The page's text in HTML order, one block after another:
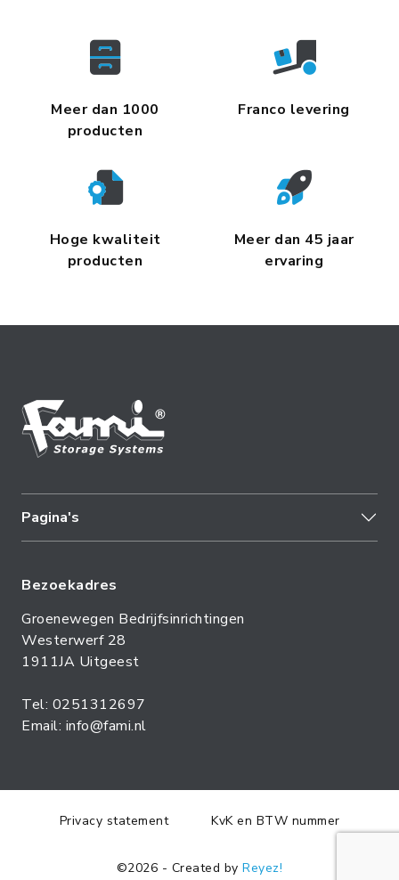
Meer dan 1000
producten
Franco levering
Hoge kwaliteit
producten
Meer dan 45 jaar
ervaring
Pagina's
Bezoekadres
Groenewegen Bedrijfsinrichtingen
Westerwerf 28
1911JA Uitgeest
Tel: 0251312697
Email: info@fami.nl
Privacy statement KvK en BTW nummer
©2026 - Created byReyez!